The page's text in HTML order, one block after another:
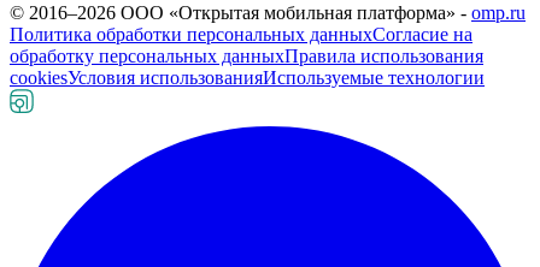
© 2016–2026 ООО «Открытая мобильная платформа» - omp.ru
Политика обработки персональных данныхСогласие на
обработку персональных данныхПравила использования
cookiesУсловия использованияИспользуемые технологии